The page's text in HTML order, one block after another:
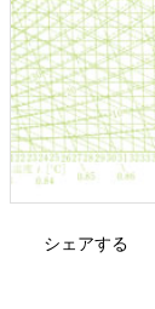
シェアする